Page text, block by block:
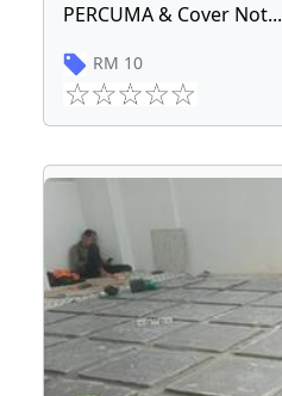
PERCUMA & Cover Not...
RM 10